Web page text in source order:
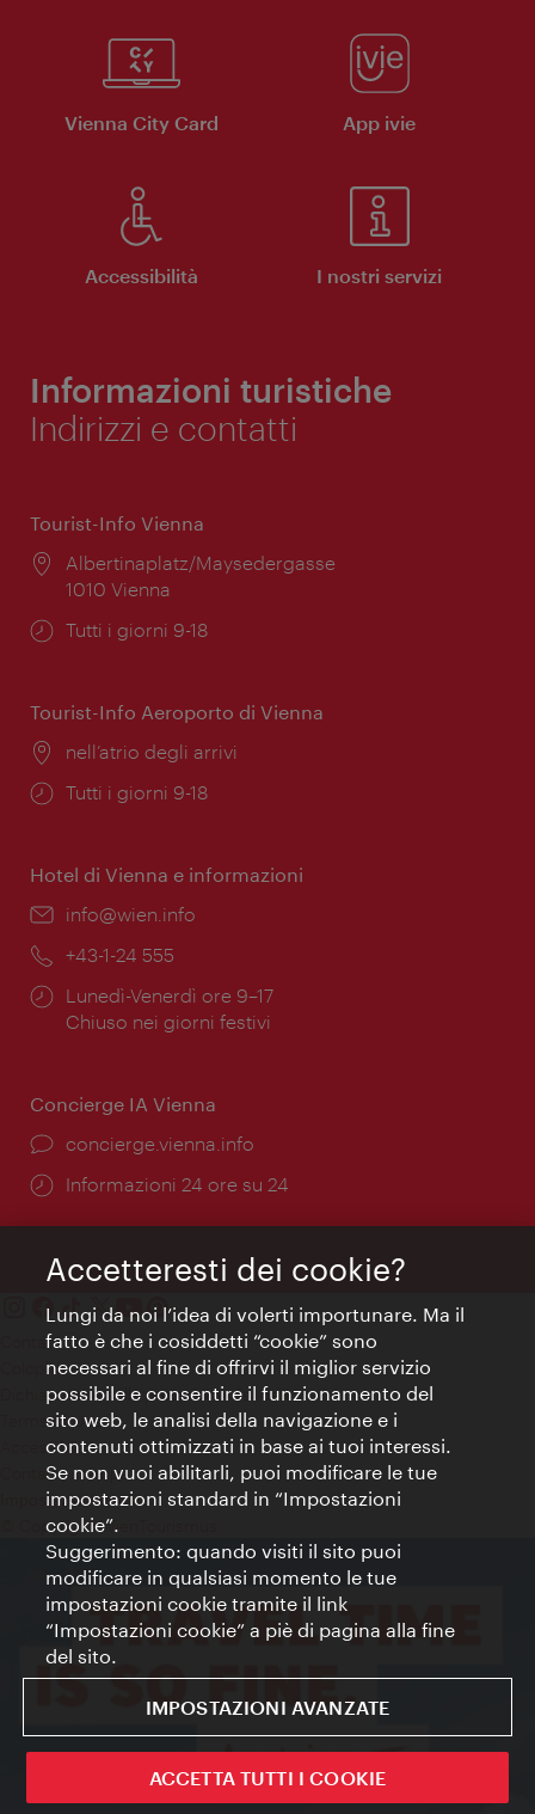
Vienna City Card App ivie
Accessibilità I nostri servizi
Informazioni turistiche
Indirizzi e contatti
Tourist-Info Vienna
Posizione:
Albertinaplatz/Maysedergasse
1010 Vienna
Orari
Tutti i giorni 9-18
Tourist-Info Aeroporto di Vienna
Posizione:
nell’atrio degli arrivi
Orari
Tutti i giorni 9-18
Hotel di Vienna e informazioni
Email:
info@wien.info
Telefono:
+43-1-24 555
Orari
di
Lunedì-Venerdì ore 9–17
Chiuso nei giorni festivi
Concierge IA Vienna
Ort:
concierge.vienna.info
Öffnungszeiten:
Informazioni 24 ore su 24
Contatti
Colophon
Dichiarazione sulla protezione dei dati
Terms of Use
Accessibilità
Contatto stampa
Impostazioni cookie
© Copyright WienTourismus
Accetteresti dei cookie?
Lungi da noi l’idea di volerti importunare. Ma il
fatto è che i cosiddetti “cookie” sono
necessari al fine di offrirvi il miglior servizio
possibile e consentire il funzionamento del
sito web, le analisi della navigazione e i
contenuti ottimizzati in base ai tuoi interessi.
Se non vuoi abilitarli, puoi modificare le tue
impostazioni standard in “Impostazioni
cookie”.
Suggerimento: quando visiti il sito puoi
modificare in qualsiasi momento le tue
impostazioni cookie tramite il link
“Impostazioni cookie” a piè di pagina alla fine
del sito.
IMPOSTAZIONI AVANZATE
ACCETTA TUTTI I COOKIE